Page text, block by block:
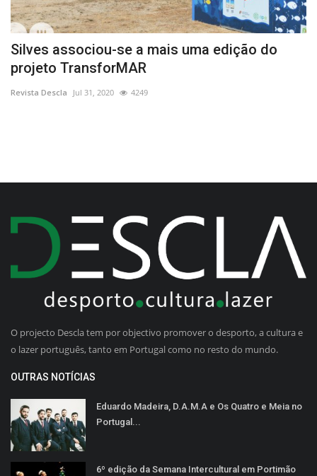
Silves associou-se a mais uma edição do
projeto TransforMAR
Revista Descla Jul 31, 2020 4249
O projecto Descla tem por objectivo promover o desporto, a cultura e
o lazer português, tanto em Portugal como no resto do mundo.
OUTRAS NOTÍCIAS
Eduardo Madeira, D.A.M.A e Os Quatro e Meia no
Portugal...
6º edição da Semana Intercultural em Portimão